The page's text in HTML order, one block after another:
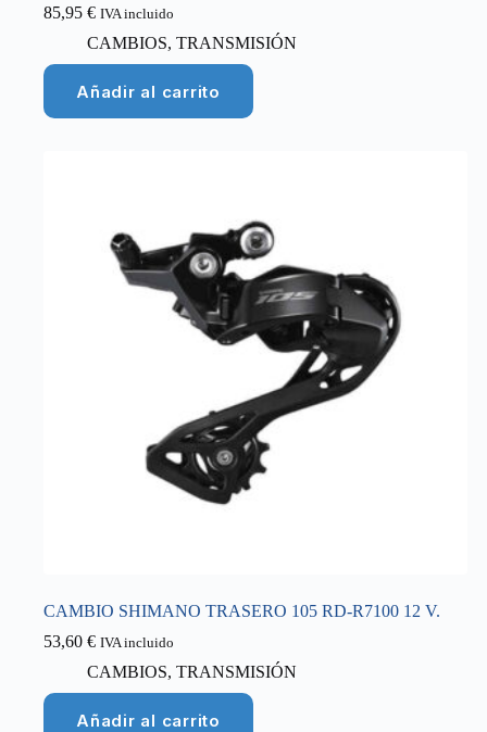
85,95 € IVA incluido
CAMBIOS, TRANSMISIÓN
Añadir al carrito
CAMBIO SHIMANO TRASERO 105 RD-R7100 12 V.
53,60 € IVA incluido
CAMBIOS, TRANSMISIÓN
Añadir al carrito